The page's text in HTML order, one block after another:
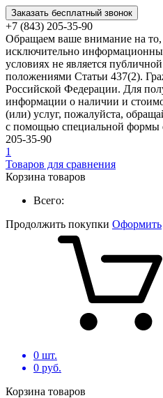
Заказать бесплатный звонок
+7 (843) 205-35-90
Обращаем ваше внимание на
исключительно
условиях не является
положениями Статьи 437(2).
Российской Федерации. Для
информации о наличии и
(или) услуг, пожалуйста,
с помощью специальной формы
205-35-90
1
Товаров для сравнения
Корзина товаров
Всего:
Продолжить покупки Оформить
0 шт.
0 руб.
Корзина товаров